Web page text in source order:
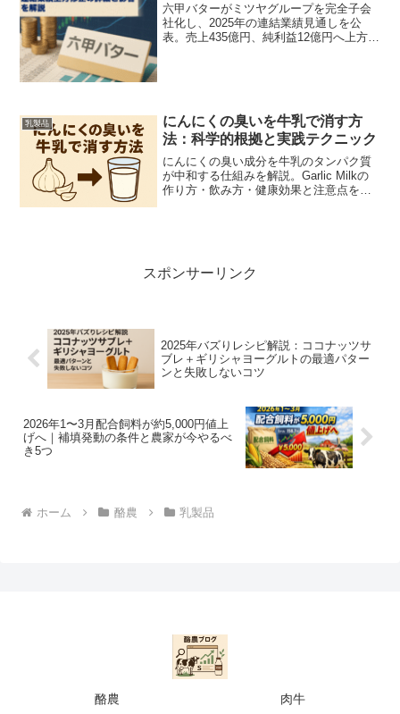
六甲バターがミツヤグループを完全子会
社化し、2025年の連結業績見通しを公
表。売上435億円、純利益12億円へ上方修
乳製品
にんにくの臭いを牛乳で消す方
法：科学的根拠と実践テクニック
にんにくの臭い成分を牛乳のタンパク質
が中和する仕組みを解説。Garlic Milkの
作り方・飲み方・健康効果と注意点を科
スポンサーリンク
2025年バズりレシピ解説：ココナッツサ
ブレ＋ギリシャヨーグルトの最適パター
ンと失敗しないコツ
2026年1〜3月配合飼料が約5,000円値上
げへ｜補填発動の条件と農家が今やるべ
き5つ
ホーム 酪農 乳製品
酪農 肉牛